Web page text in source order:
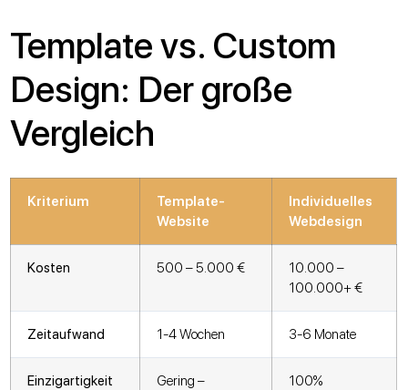
Template vs. Custom
Design: Der große
Vergleich
Kriterium
Template-
Website
Individuelles
Webdesign
Kosten 500 – 5.000 €
10.000 –
100.000+ €
Zeitaufwand 1-4 Wochen 3-6 Monate
Einzigartigkeit
Gering –
100%